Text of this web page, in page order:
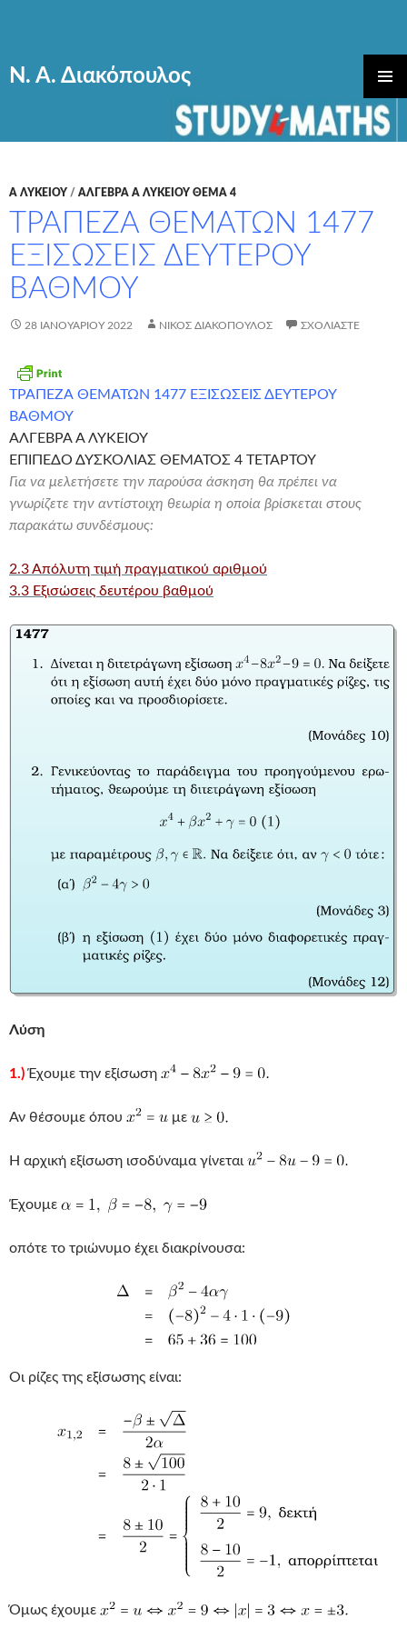
Ν. Α. Διακόπουλος
ΚΎΡΙΟ
ΜΕΝΟΎ
Α ΛΥΚΕΊΟΥ / ΑΛΓΕΒΡΑ Α ΛΥΚΕΙΟΥ ΘΕΜΑ 4
ΤΡΑΠΕΖΑ ΘΕΜΑΤΩΝ 1477
ΕΞΙΣΩΣΕΙΣ ΔΕΥΤΕΡΟΥ
ΒΑΘΜΟΥ
28 ΙΑΝΟΥΑΡΊΟΥ 2022 ΝΊΚΟΣ ΔΙΑΚΌΠΟΥΛΟΣ ΣΧΟΛΙΆΣΤΕ
ΤΡΑΠΕΖΑ ΘΕΜΑΤΩΝ 1477 ΕΞΙΣΩΣΕΙΣ ΔΕΥΤΕΡΟΥ
ΒΑΘΜΟΥ
ΑΛΓΕΒΡΑ Α ΛΥΚΕΙΟΥ
ΕΠΙΠΕΔΟ ΔΥΣΚΟΛΙΑΣ ΘΕΜΑΤΟΣ 4 ΤΕΤΑΡΤΟΥ
Για να μελετήσετε την παρούσα άσκηση θα πρέπει να
γνωρίζετε την αντίστοιχη θεωρία η οποία βρίσκεται στους
παρακάτω συνδέσμους:
2.3 Απόλυτη τιμή πραγματικού αριθμού
3.3 Εξισώσεις δευτέρου βαθμού
Λύση
1.)Έχουμε την εξίσωση
Αν θέσουμε όπου με
Η αρχική εξίσωση ισοδύναμα γίνεται
Έχουμε
οπότε το τριώνυμο έχει διακρίνουσα:
Οι ρίζες της εξίσωσης είναι:
Όμως έχουμε